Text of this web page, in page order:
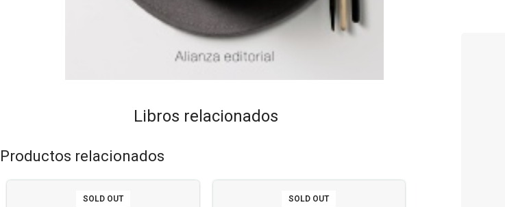
Libros relacionados
Productos relacionados
SOLD OUT SOLD OUT